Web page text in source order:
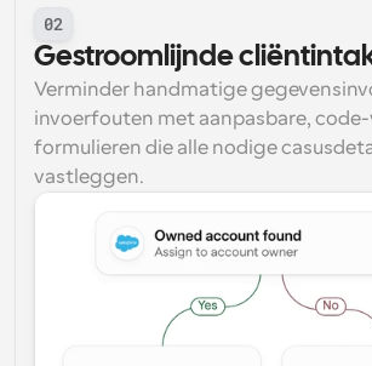
02
Gestroomlijnde
Verminder handmatige
invoerfouten met aanpasbare,
formulieren die alle nodige
vastleggen.